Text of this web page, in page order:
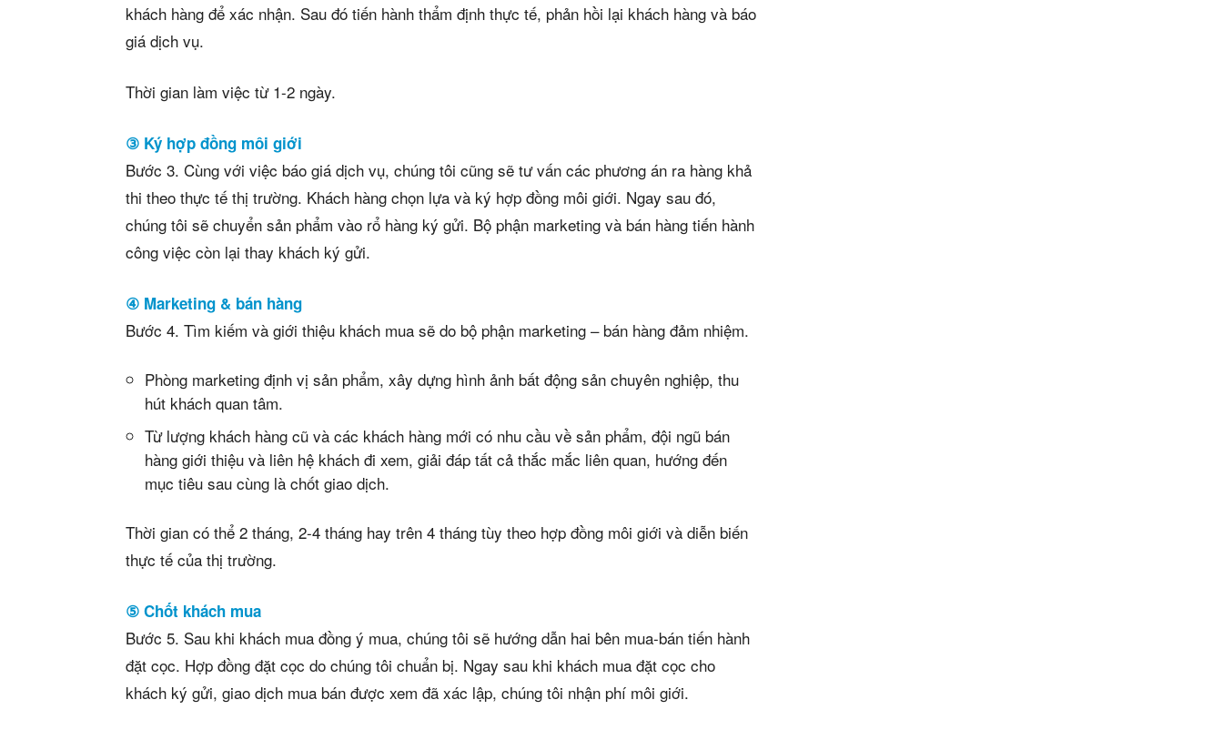
khách hàng để xác nhận. Sau đó tiến hành thẩm định thực tế, phản hồi lại khách hàng và báo
giá dịch vụ.
Thời gian làm việc từ 1-2 ngày.
③ Ký hợp đồng môi giới
Bước 3. Cùng với việc báo giá dịch vụ, chúng tôi cũng sẽ tư vấn các phương án ra hàng khả
thi theo thực tế thị trường. Khách hàng chọn lựa và ký hợp đồng môi giới. Ngay sau đó,
chúng tôi sẽ chuyển sản phẩm vào rổ hàng ký gửi. Bộ phận marketing và bán hàng tiến hành
công việc còn lại thay khách ký gửi.
④ Marketing & bán hàng
Bước 4. Tìm kiếm và giới thiệu khách mua sẽ do bộ phận marketing – bán hàng đảm nhiệm.
Phòng marketing định vị sản phẩm, xây dựng hình ảnh bất động sản chuyên nghiệp, thu
hút khách quan tâm.
Từ lượng khách hàng cũ và các khách hàng mới có nhu cầu về sản phẩm, đội ngũ bán
hàng giới thiệu và liên hệ khách đi xem, giải đáp tất cả thắc mắc liên quan, hướng đến
mục tiêu sau cùng là chốt giao dịch.
Thời gian có thể 2 tháng, 2-4 tháng hay trên 4 tháng tùy theo hợp đồng môi giới và diễn biến
thực tế của thị trường.
⑤ Chốt khách mua
Bước 5. Sau khi khách mua đồng ý mua, chúng tôi sẽ hướng dẫn hai bên mua-bán tiến hành
đặt cọc. Hợp đồng đặt cọc do chúng tôi chuẩn bị. Ngay sau khi khách mua đặt cọc cho
khách ký gửi, giao dịch mua bán được xem đã xác lập, chúng tôi nhận phí môi giới.